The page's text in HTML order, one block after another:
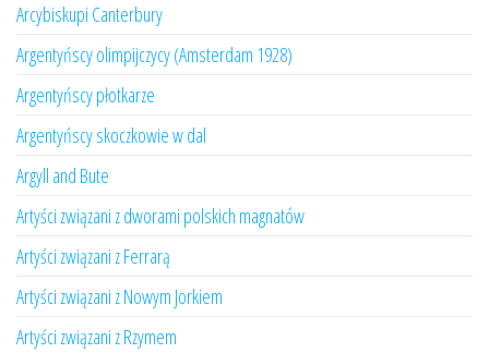
Arcybiskupi Canterbury
Argentyńscy olimpijczycy (Amsterdam 1928)
Argentyńscy płotkarze
Argentyńscy skoczkowie w dal
Argyll and Bute
Artyści związani z dworami polskich magnatów
Artyści związani z Ferrarą
Artyści związani z Nowym Jorkiem
Artyści związani z Rzymem